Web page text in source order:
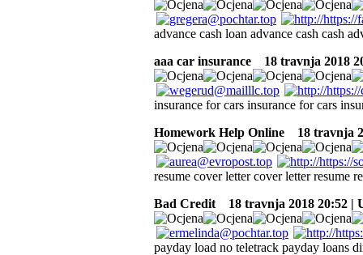
advance cash loan advance cash cash
aaa car insurance
18 travnja 2018
insurance for cars insurance for cars
Homework Help Online
18 travnja
resume cover letter cover letter resume
Bad Credit
18 travnja 2018 20:52 |
payday load no teletrack payday loans